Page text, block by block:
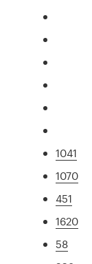
1041
1070
451
1620
58